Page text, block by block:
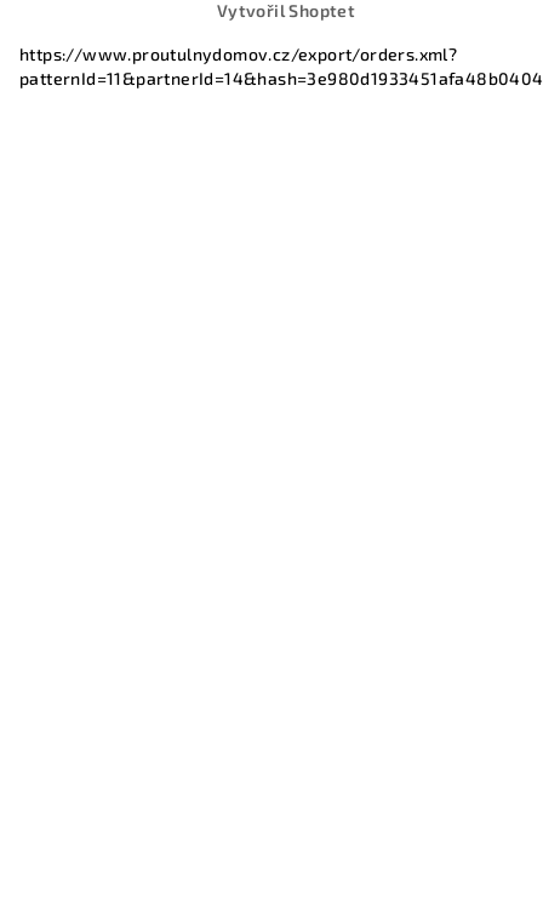
Vytvořil Shoptet
https://www.proutulnydomov.cz/export/orders.xml?